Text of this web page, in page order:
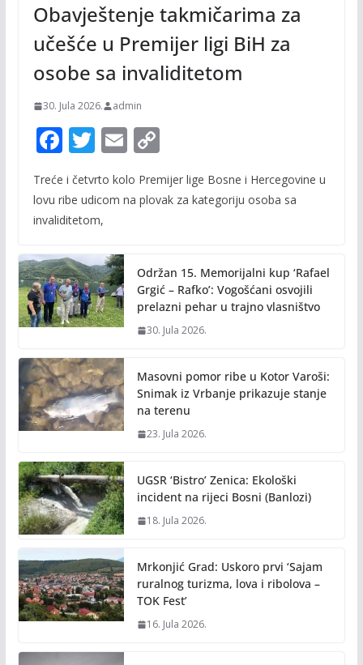
Obavještenje takmičarima za
učešće u Premijer ligi BiH za
osobe sa invaliditetom
30. Jula 2026. admin
F
ac
e
b
o
k
T
w
itt
er
E
m
ai
C
p
n
k
Treće i četvrto kolo Premijer lige Bosne i Hercegovine u
lovu ribe udicom na plovak za kategoriju osoba sa
invaliditetom,
Održan 15. Memorijalni kup ‘Rafael
Grgić – Rafko’: Vogošćani osvojili
prelazni pehar u trajno vlasništvo
30. Jula 2026.
Masovni pomor ribe u Kotor Varoši:
Snimak iz Vrbanje prikazuje stanje
na terenu
23. Jula 2026.
UGSR ‘Bistro’ Zenica: Ekološki
incident na rijeci Bosni (Banlozi)
18. Jula 2026.
Mrkonjić Grad: Uskoro prvi ‘Sajam
ruralnog turizma, lova i ribolova –
TOK Fest’
16. Jula 2026.